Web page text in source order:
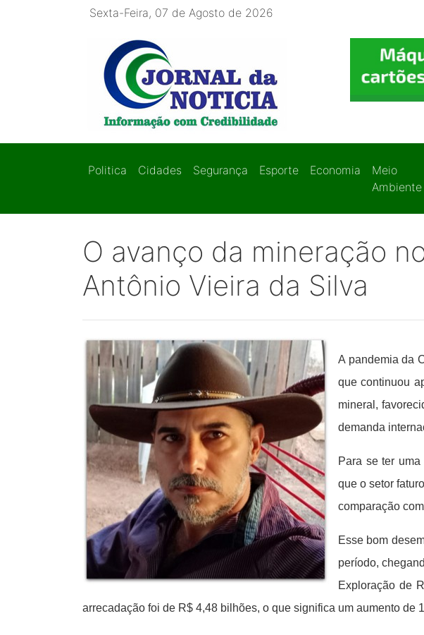
Sexta-Feira, 07 de Agosto de 2026
Politica Cidades Segurança Esporte Economia
Meio
Ambiente
O avanço da mineração
Antônio Vieira da Silva
A pandemia da
que continuou
mineral,
demanda
Para se ter
que o setor
comparação
Esse bom
período,
Exploração de
arrecadação foi de R$ 4,48 bilhões, o que significa um aumento de